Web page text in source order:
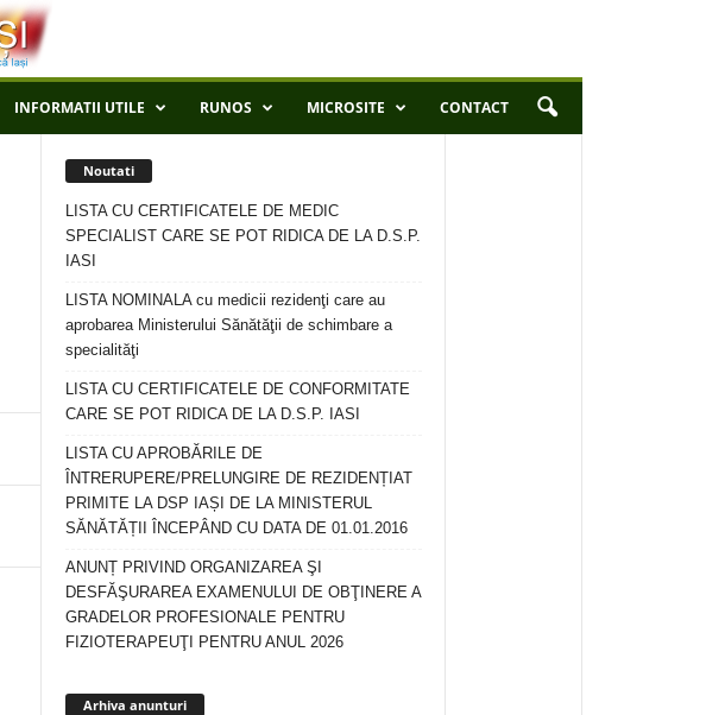
INFORMATII UTILE RUNOS MICROSITE CONTACT
Noutati
LISTA CU CERTIFICATELE DE MEDIC
SPECIALIST CARE SE POT RIDICA DE LA D.S.P.
IASI
LISTA NOMINALA cu medicii rezidenţi care au
aprobarea Ministerului Sănătăţii de schimbare a
specialităţi
LISTA CU CERTIFICATELE DE CONFORMITATE
CARE SE POT RIDICA DE LA D.S.P. IASI
LISTA CU APROBĂRILE DE
ÎNTRERUPERE/PRELUNGIRE DE REZIDENȚIAT
PRIMITE LA DSP IAȘI DE LA MINISTERUL
SĂNĂTĂȚII ÎNCEPÂND CU DATA DE 01.01.2016
ANUNȚ PRIVIND ORGANIZAREA ŞI
DESFĂŞURAREA EXAMENULUI DE OBŢINERE A
GRADELOR PROFESIONALE PENTRU
FIZIOTERAPEUŢI PENTRU ANUL 2026
Arhiva anunturi